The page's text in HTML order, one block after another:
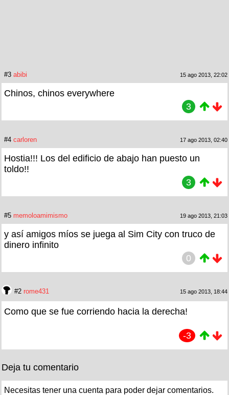
#3 abibi 15 ago 2013, 22:02
Chinos, chinos everywhere
3
#4 carloren 17 ago 2013, 02:40
Hostia!!! Los del edificio de abajo han puesto un
toldo!!
3
#5 memoloamimismo 19 ago 2013, 21:03
y así amigos míos se juega al Sim City con truco de
dinero infinito
0
#2 rome431 15 ago 2013, 18:44
Como que se fue corriendo hacia la derecha!
-3
Deja tu comentario
Necesitas tener una cuenta para poder dejar comentarios.